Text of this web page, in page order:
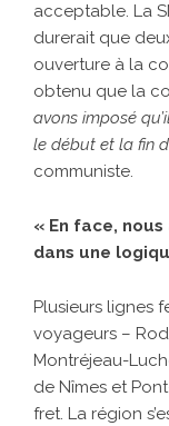
acceptable. La
durerait que
ouverture à la
obtenu que la
avons imposé
le début et la fin
communiste.
« En face,
dans une
Plusieurs lignes
voyageurs –
Montréjeau-
de Nîmes et
fret. La région